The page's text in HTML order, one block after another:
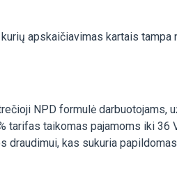
apskaičiavimas kartais tampa
NPD formulė darbuotojams,
tarifas taikomas pajamoms iki 36
draudimui, kas sukuria